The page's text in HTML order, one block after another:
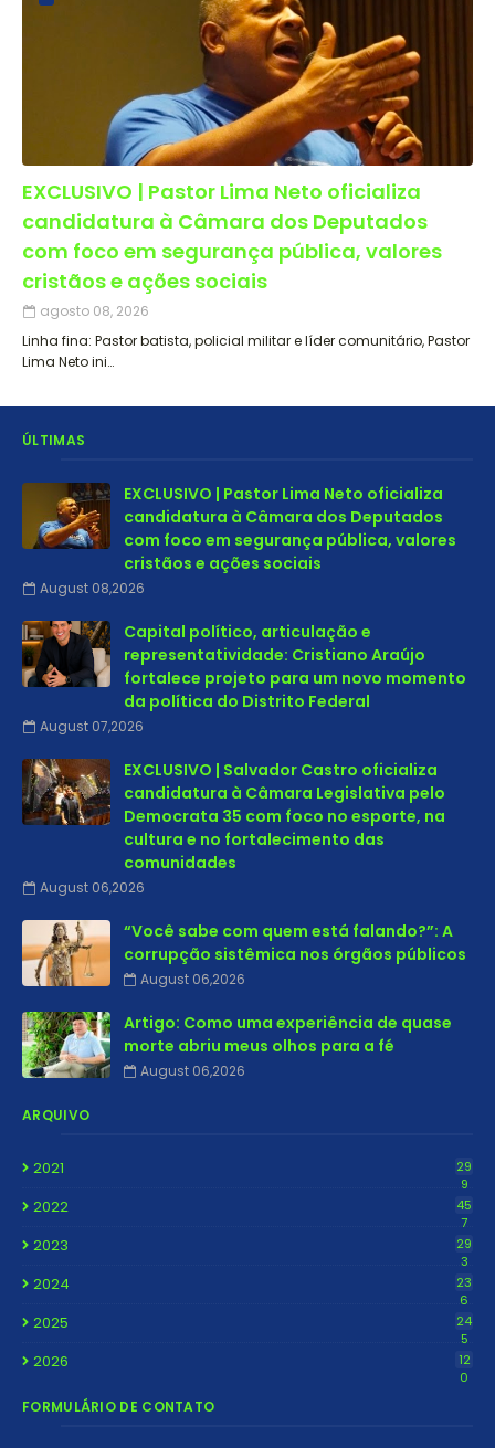
EXCLUSIVO | Pastor Lima Neto oficializa
candidatura à Câmara dos Deputados
com foco em segurança pública, valores
cristãos e ações sociais
agosto 08, 2026
Linha fina: Pastor batista, policial militar e líder comunitário, Pastor
Lima Neto ini…
ÚLTIMAS
EXCLUSIVO | Pastor Lima Neto oficializa
candidatura à Câmara dos Deputados
com foco em segurança pública, valores
cristãos e ações sociais
August 08,2026
Capital político, articulação e
representatividade: Cristiano Araújo
fortalece projeto para um novo momento
da política do Distrito Federal
August 07,2026
EXCLUSIVO | Salvador Castro oficializa
candidatura à Câmara Legislativa pelo
Democrata 35 com foco no esporte, na
cultura e no fortalecimento das
comunidades
August 06,2026
“Você sabe com quem está falando?”: A
corrupção sistêmica nos órgãos públicos
August 06,2026
Artigo: Como uma experiência de quase
morte abriu meus olhos para a fé
August 06,2026
ARQUIVO
2021
29
9
2022
45
7
2023
29
3
2024
23
6
2025
24
5
2026
12
0
FORMULÁRIO DE CONTATO